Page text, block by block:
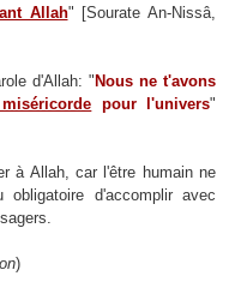
Allah" [Sourate An-Nissâ,
d'Allah: " Nous ne t'avons
pour l'univers"
à Allah, car l'être humain ne
d'accomplir avec
)